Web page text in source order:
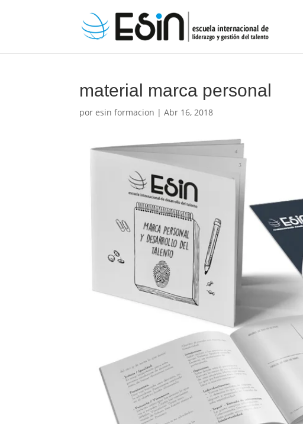
material marca personal
poresin formacion |Abr 16, 2018